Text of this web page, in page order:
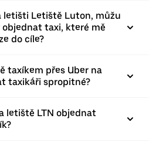
letišti Letiště Luton, můžu
objednat taxi, které mě
do cíle?
taxíkem přes Uber na
taxikáři spropitné?
letiště LTN objednat